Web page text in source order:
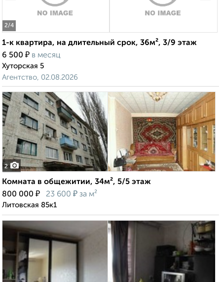
2/4
1-к квартира, на длительный срок, 36м², 3/9 этаж
6 500 ₽ в месяц
Хуторская 5
Агентство, 02.08.2026
2
Комната в общежитии, 34м², 5/5 этаж
800 000 ₽ 23 600 ₽ за м²
Литовская 85к1